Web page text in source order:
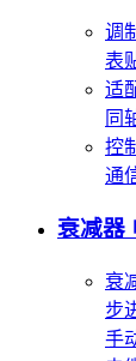
调
表
适
同
控
通
衰减器
衰
步
手